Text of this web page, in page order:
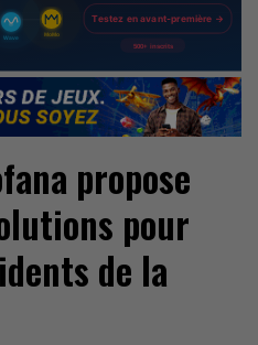
propose
pour
de la